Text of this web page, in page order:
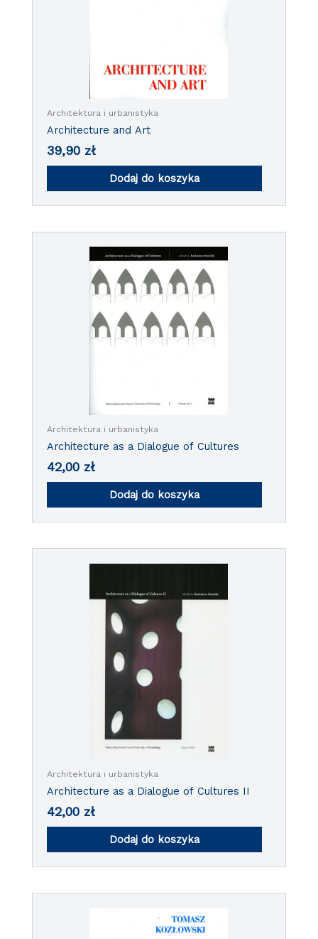
Architektura i urbanistyka
Architecture and Art
39,90 zł
Dodaj do koszyka
Architektura i urbanistyka
Architecture as a Dialogue of Cultures
42,00 zł
Dodaj do koszyka
Architektura i urbanistyka
Architecture as a Dialogue of Cultures II
42,00 zł
Dodaj do koszyka